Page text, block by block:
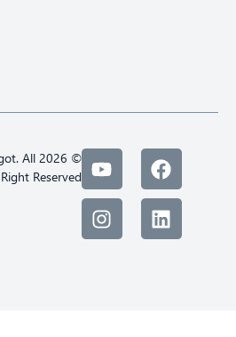
© 2026 Psagot. All
Right Reserved